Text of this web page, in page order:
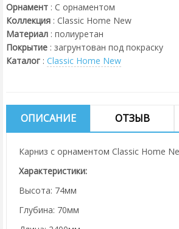
Орнамент : С орнаментом
Коллекция : Classic Home New
Материал : полиуретан
Покрытие : загрунтован под покраску
Каталог : Classic Home New
ОПИСАНИЕ ОТЗЫВ
Карниз с орнаментом Classic Home
Характеристики:
Высота: 74мм
Глубина: 70мм